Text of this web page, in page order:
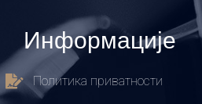
Информације
Политика приватности